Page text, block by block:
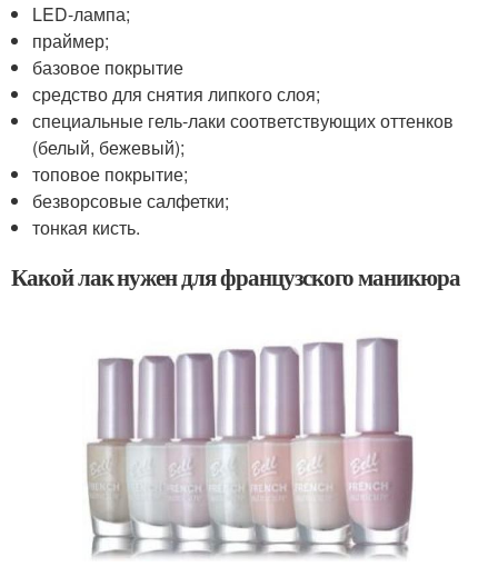
LED-лампа;
праймер;
базовое покрытие
средство для снятия липкого слоя;
специальные гель-лаки соответствующих оттенков
(белый, бежевый);
топовое покрытие;
безворсовые салфетки;
тонкая кисть.
Какой лак нужен для французского маникюра